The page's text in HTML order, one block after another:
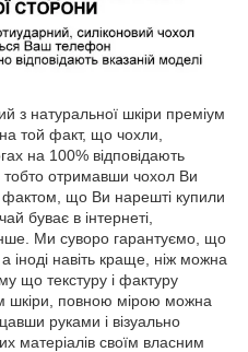
з натуральної шкіри преміум
той факт, що чохли,
на 100% відповідають
тобто отримавши чохол Ви
що Ви нарешті купили
буває в інтернеті,
Ми суворо гарантуємо, що
іноді навіть краще, ніж можна
що текстуру і фактуру
шкіри, повною мірою можна
руками і візуально
матеріалів своїм власним